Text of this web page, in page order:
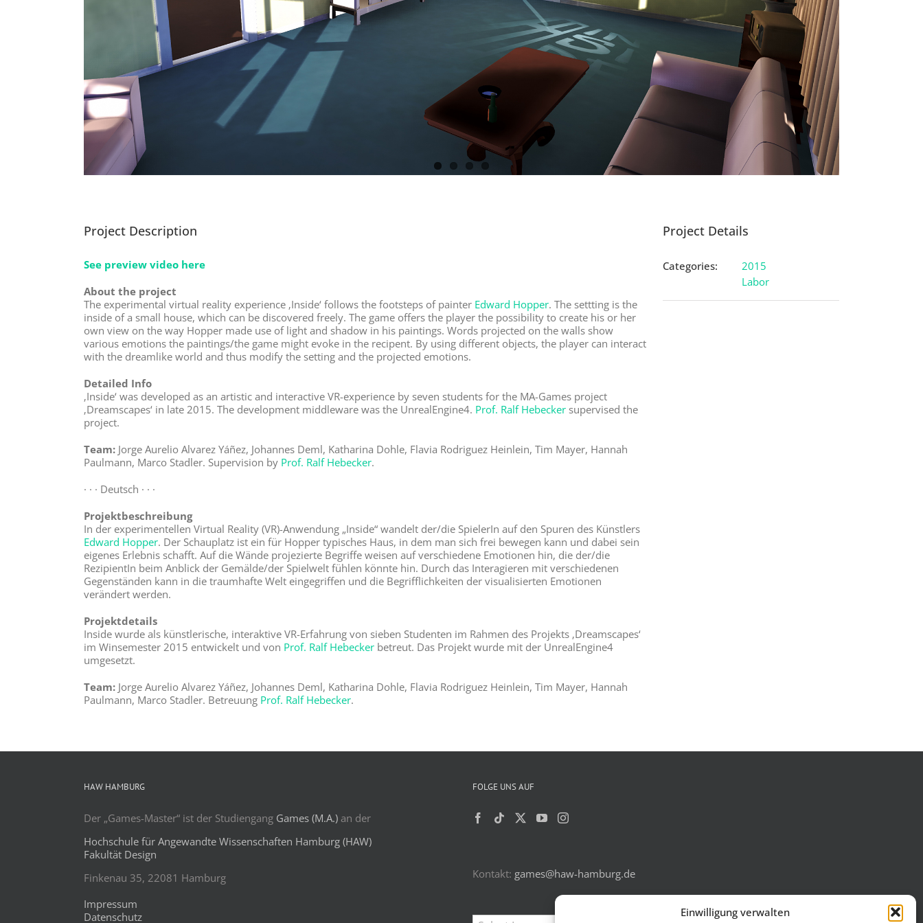
Einwilligung verwalten
Project Description
See preview video here
About the project
The experimental virtual reality experience ‚Inside‘ follows the footsteps of painter Edward Hopper. The settting is the
inside of a small house, which can be discovered freely. The game offers the player the possibility to create his or her
own view on the way Hopper made use of light and shadow in his paintings. Words projected on the walls show
various emotions the paintings/the game might evoke in the recipent. By using different objects, the player can interact
with the dreamlike world and thus modify the setting and the projected emotions.
Detailed Info
‚Inside‘ was developed as an artistic and interactive VR-experience by seven students for the MA-Games project
‚Dreamscapes‘ in late 2015. The development middleware was the UnrealEngine4. Prof. Ralf Hebecker supervised the
project.
Team: Jorge Aurelio Alvarez Yáñez, Johannes Deml, Katharina Dohle, Flavia Rodriguez Heinlein, Tim Mayer, Hannah
Paulmann, Marco Stadler. Supervision by Prof. Ralf Hebecker.
· · · Deutsch · · ·
Projektbeschreibung
In der experimentellen Virtual Reality (VR)-Anwendung „Inside“ wandelt der/die SpielerIn auf den Spuren des Künstlers
Edward Hopper. Der Schauplatz ist ein für Hopper typisches Haus, in dem man sich frei bewegen kann und dabei sein
eigenes Erlebnis schafft. Auf die Wände projezierte Begriffe weisen auf verschiedene Emotionen hin, die der/die
RezipientIn beim Anblick der Gemälde/der Spielwelt fühlen könnte hin. Durch das Interagieren mit verschiedenen
Gegenständen kann in die traumhafte Welt eingegriffen und die Begrifflichkeiten der visualisierten Emotionen
verändert werden.
Projektdetails
Inside wurde als künstlerische, interaktive VR-Erfahrung von sieben Studenten im Rahmen des Projekts ‚Dreamscapes‘
im Winsemester 2015 entwickelt und von Prof. Ralf Hebecker betreut. Das Projekt wurde mit der UnrealEngine4
umgesetzt.
Team: Jorge Aurelio Alvarez Yáñez, Johannes Deml, Katharina Dohle, Flavia Rodriguez Heinlein, Tim Mayer, Hannah
Paulmann, Marco Stadler. Betreuung Prof. Ralf Hebecker.
Project Details
Categories:
2015
Labor
HAW HAMBURG
Der „Games-Master“ ist der Studiengang Games (M.A.) an der
Hochschule für Angewandte Wissenschaften Hamburg (HAW)
Fakultät Design
Finkenau 35, 22081 Hamburg
Impressum
Datenschutz
FOLGE UNS AUF
Kontakt: games@haw-hamburg.de